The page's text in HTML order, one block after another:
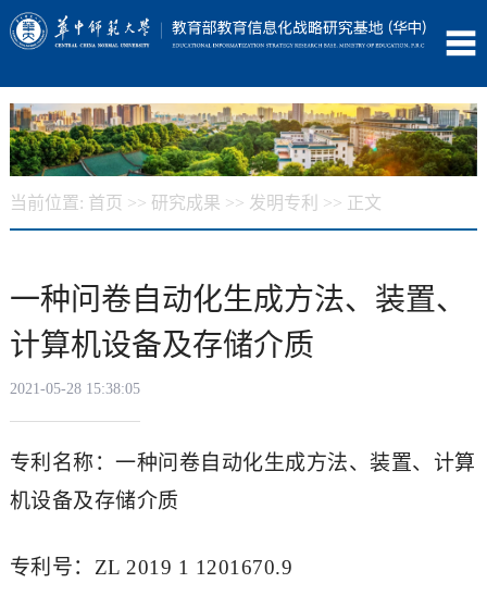
当前位置: 首页 >> 研究成果 >> 发明专利 >> 正文
一种问卷自动化生成方法、装置、
计算机设备及存储介质
2021-05-28 15:38:05
专利名称：一种问卷自动化生成方法、装置、计算
机设备及存储介质
专利号：ZL 2019 1 1201670.9